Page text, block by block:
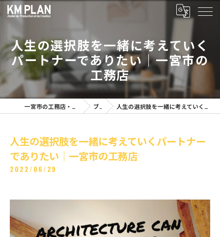
人生の選択肢を一緒に考えていく
パートナーでありたい｜一宮市の
工務店
一宮市の工務店・ケイムプランで豊かさを ブログ 人生の選択肢を一緒に考えていくパートナーでありたい｜一宮市の工務店
人生の選択肢を一緒に考えていくパートナー
でありたい｜一宮市の工務店
2022/06/29